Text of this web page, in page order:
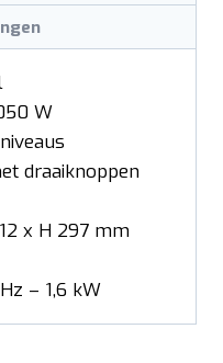
W
draaiknoppen
x H 297 mm
– 1,6 kW